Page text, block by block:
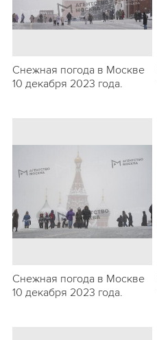
Снежная погода в Москве
10 декабря 2023 года.
Снежная погода в Москве
10 декабря 2023 года.